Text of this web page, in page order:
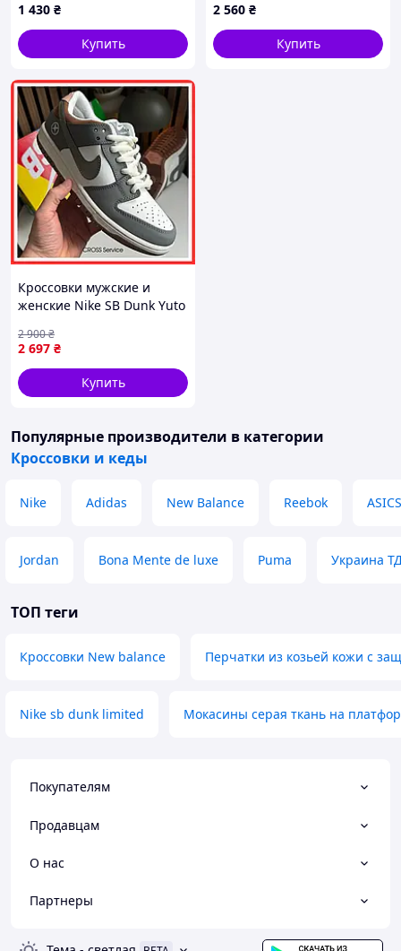
подошве осенние
1 430 ₴
Купить
см)
2 560 ₴
Купить
Кроссовки мужские и
женские Nike SB Dunk Yuto
СБ Данк серые белые
2 697 ₴
2 900₴
Купить
Популярные производители в категории
Кроссовки и кеды
Nike Adidas New Balance Reebok ASICS
Jordan Bona Mente de luxe Puma Украина
ТОП теги
Кроссовки New balance Перчатки из козьей кожи с
Nike sb dunk limited Мокасины серая ткань на
Покупателям
Продавцам
О нас
Партнеры